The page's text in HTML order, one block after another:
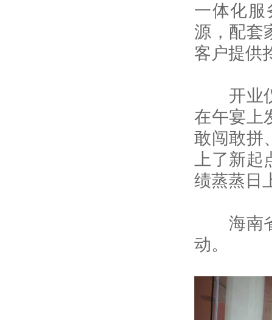
一体化服
源，配套
客户提供
开业仪
在午宴上
敢闯敢拼
上了新
绩蒸蒸日
海南省
动。